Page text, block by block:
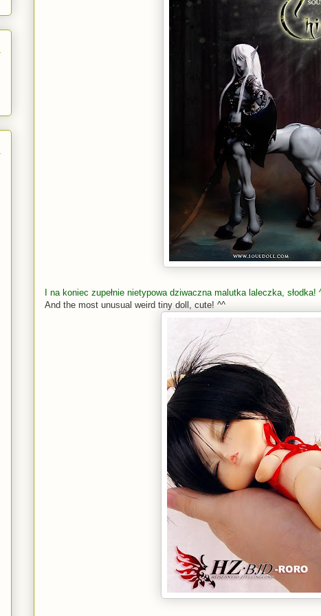
I na koniec zupełnie nietypowa dziwaczna malutka laleczka, słodka!
And the most unusual weird tiny doll, cute! ^^